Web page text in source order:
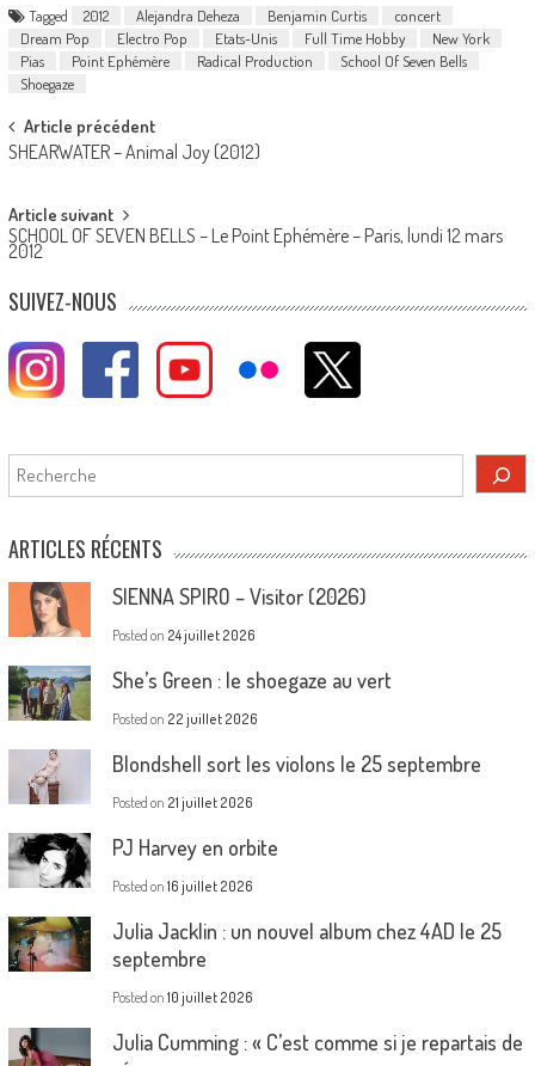
Tagged 2012 Alejandra Deheza Benjamin Curtis
concert
Dream Pop
Electro Pop Etats-Unis Full Time Hobby
New York
Pias
Point Ephémère Radical Production
School Of Seven Bells
Shoegaze
Post
navigation
Article précédent
SHEARWATER – Animal Joy (2012)
Article suivant
SCHOOL OF SEVEN BELLS – Le Point Ephémère – Paris, lundi 12 mars
2012
SUIVEZ-NOUS
Rechercher
ARTICLES RÉCENTS
SIENNA SPIRO – Visitor (2026)
Posted on 24 juillet 2026
She’s Green : le shoegaze au vert
Posted on 22 juillet 2026
Blondshell sort les violons le 25 septembre
Posted on 21 juillet 2026
PJ Harvey en orbite
Posted on 16 juillet 2026
Julia Jacklin : un nouvel album chez 4AD le 25
septembre
Posted on 10 juillet 2026
Julia Cumming : « C’est comme si je repartais de